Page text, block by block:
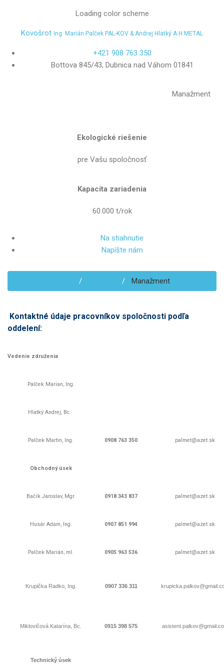
Loading color scheme
Kovošrot Ing. Marián Palček PAL-KOV & Andrej Hlatký A.H.METAL
+421 908 763 350
Bottova 845/43, Dubnica nad Váhom 01841
Manažment
Ekologické riešenie
pre Vašu spoločnosť
Kapacita zariadenia
60.000 t/rok
Na stiahnutie
Napíšte nám
Manažment
Kontaktné údaje pracovníkov spoločnosti podľa
oddelení:
Vedenie združenia
Palček Marian, Ing.
Hlatký Andrej, Bc.
Palček Martin, Ing. 0908 763 350 palmet@azet.sk
Obchodný úsek
Bačík Jaroslav, Mgr. 0918 343 837 palmet@azet.sk
Husár Adam, Ing. 0907 851 994 palmet@azet.sk
Palček Marián, ml. 0905 963 536 palmet@azet.sk
Krupička Radko, Ing. 0907 336 311
Miklovičová Katarína, Bc. 0915 398 575
Technický úsek